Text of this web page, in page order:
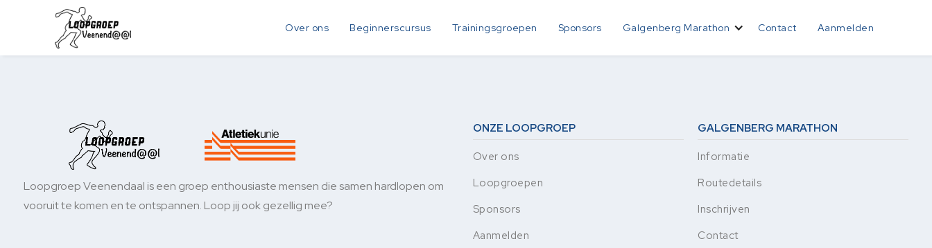
Over ons Beginnerscursus Trainingsgroepen Sponsors Galgenberg Marathon Contact Aanmelden
Loopgroep Veenendaal is een groep enthousiaste mensen die samen hardlopen om
vooruit te komen en te ontspannen. Loop jij ook gezellig mee?
ONZE LOOPGROEP
Over ons
Loopgroepen
Sponsors
Aanmelden
GALGENBERG MARATHON
Informatie
Routedetails
Inschrijven
Contact